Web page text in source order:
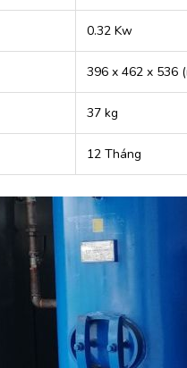
0.32 Kw
396 x 462 x 536
37 kg
12 Tháng